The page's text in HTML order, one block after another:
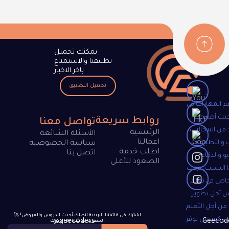
المهارات في
حيث أصبحت
من المجالات،
والتطبيقات
والذكاء
السبب، يرغب
في تعلم
أجل تطوير
من أجل التعلم
جي كودرس نوفر
@geecoders
روابط سريعة
الرئيسية
اعمالنا
اطلب خدمة
الصعود للأعلى
تواصل معنا
الأسئلة الشائعة
سياسة الخصوصية
اتصل بنا
🚀 !اشترك في قائمتنا البريدية لتصلك أحدث الدروس والعروض
الحصرية مباشرة إلى بريدك
يمكنك تحميل
تطبيقنا والاستمتاع
باخر الاخبار
تحميل التطبيق